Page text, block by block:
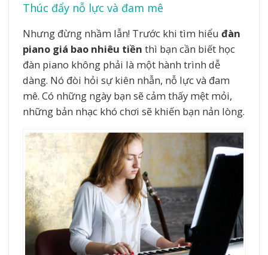
Thúc đẩy nỗ lực và đam mê
Nhưng đừng nhầm lẫn! Trước khi tìm hiểu đàn
piano giá bao nhiêu tiền thì bạn cần biết học
đàn piano không phải là một hành trình dễ
dàng. Nó đòi hỏi sự kiên nhẫn, nỗ lực và đam
mê. Có những ngày bạn sẽ cảm thấy mệt mỏi,
những bản nhạc khó chơi sẽ khiến bạn nản lòng.